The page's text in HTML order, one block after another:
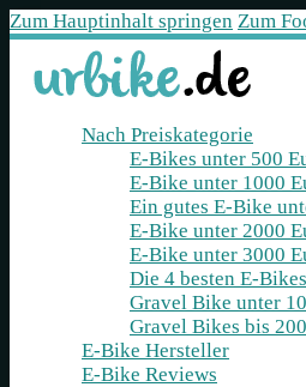
Zum Hauptinhalt springen Zum
Nach Preiskategorie
E-Bikes unter 500
E-Bike unter 1000
Ein gutes E-Bike
E-Bike unter 2000
E-Bike unter 3000
Die 4 besten
Gravel Bike unter
Gravel Bikes bis
E-Bike Hersteller
E-Bike Reviews